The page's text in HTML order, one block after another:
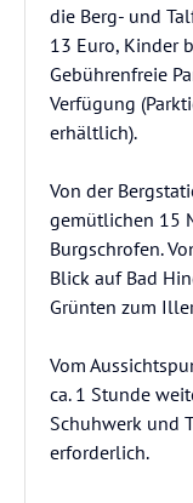
die Berg- und
13 Euro, Kinder
Gebührenfreie
Verfügung
erhältlich).
Von der
gemütlichen 15
Burgschrofen.
Blick auf Bad
Grünten zum
Vom
ca. 1 Stunde
Schuhwerk und
erforderlich.